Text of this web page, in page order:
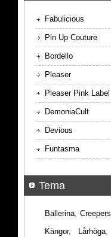
Fabulicious
Pin Up Couture
Bordello
Pleaser
Pleaser Pink Label
DemoniaCult
Devious
Funtasma
Tema
Ballerina, Creepers
Kängor, Lårhöga,